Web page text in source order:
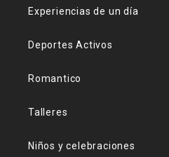
Experiencias de un día
Deportes Activos
Romantico
Talleres
Niños y celebraciones